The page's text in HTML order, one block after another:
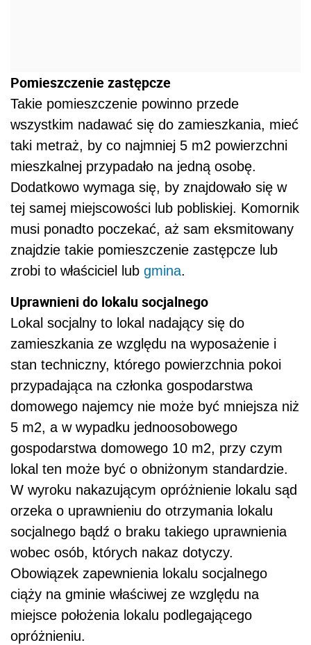
Pomieszczenie zastępcze
Takie pomieszczenie powinno przede
wszystkim nadawać się do zamieszkania, mieć
taki metraż, by co najmniej 5 m2 powierzchni
mieszkalnej przypadało na jedną osobę.
Dodatkowo wymaga się, by znajdowało się w
tej samej miejscowości lub pobliskiej. Komornik
musi ponadto poczekać, aż sam eksmitowany
znajdzie takie pomieszczenie zastępcze lub
zrobi to właściciel lub gmina.
Uprawnieni do lokalu socjalnego
Lokal socjalny to lokal nadający się do
zamieszkania ze względu na wyposażenie i
stan techniczny, którego powierzchnia pokoi
przypadająca na członka gospodarstwa
domowego najemcy nie może być mniejsza niż
5 m2, a w wypadku jednoosobowego
gospodarstwa domowego 10 m2, przy czym
lokal ten może być o obniżonym standardzie.
W wyroku nakazującym opróżnienie lokalu sąd
orzeka o uprawnieniu do otrzymania lokalu
socjalnego bądź o braku takiego uprawnienia
wobec osób, których nakaz dotyczy.
Obowiązek zapewnienia lokalu socjalnego
ciąży na gminie właściwej ze względu na
miejsce położenia lokalu podlegającego
opróżnieniu.